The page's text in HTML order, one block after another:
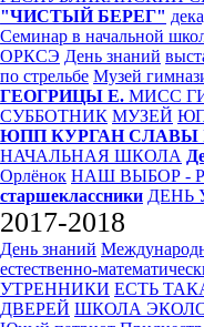
"ЧИСТЫЙ БЕРЕГ"
Семинар в начальной
ОРКСЭ День знаний
по стрельбе Музей
ГЕОГРИЦЫ Е. МИСС
СУББОТНИК МУЗЕЙ
ЮПП КУРГАН СЛАВЫ
НАЧАЛЬНАЯ ШКОЛА
Орлёнок НАШ ВЫБОР -
старшеклассники ДЕНЬ
2017-2018
День знаний
естественно-
УТРЕННИКИ ЕСТЬ
ДВЕРЕЙ ШКОЛА